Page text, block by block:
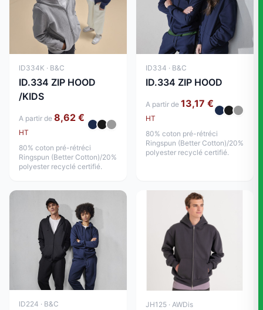
ID334K · B&C
ID.334 ZIP HOOD
/KIDS
A partir de 8,62 €
HT
80% coton pré-rétréci
Ringspun (Better Cotton)/20%
polyester recyclé certifié.
ID334 · B&C
ID.334 ZIP HOOD
A partir de 13,17 €
HT
80% coton pré-rétréci
Ringspun (Better Cotton)/20%
polyester recyclé certifié.
ID224 · B&C JH125 · AWDis